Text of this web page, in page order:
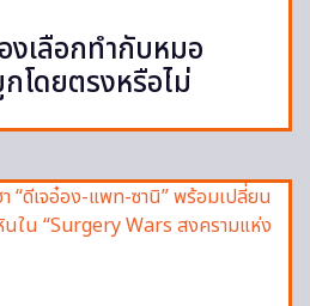
งเลือกทำกับหมอ
โดยตรงหรือไม่